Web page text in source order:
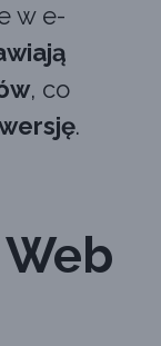
w e-
, co
.